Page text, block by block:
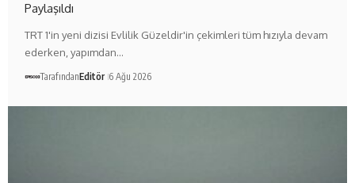
Paylaşıldı
TRT 1'in yeni dizisi Evlilik Güzeldir'in çekimleri tüm hızıyla devam
ederken, yapımdan…
TarafındanEditör 6 Ağu 2026